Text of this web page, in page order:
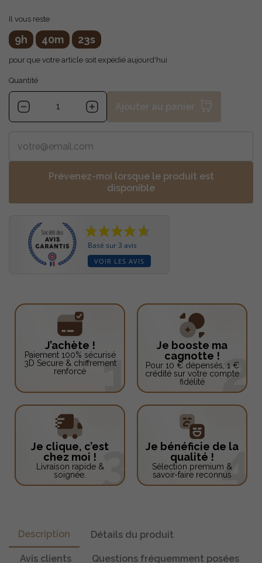
Il vous reste
9h 40m 22s
pour que votre article soit expédié aujourd'hui
Quantité
Ajouter au panier
Prévenez-moi lorsque le produit est
disponible
Basé sur 3 avis
VOIR LES AVIS
J’achète !
Paiement 100% sécurisé
3D Secure & chiffrement
renforcé
Je booste ma
cagnotte !
Pour 10 € dépensés, 1 €
crédité sur votre compte
fidélité
Je clique, c’est
chez moi !
Livraison rapide &
soignée.
Je bénéficie de la
qualité !
Sélection premium &
savoir-faire reconnus
Description Détails du produit
Avis clients Questions fréquemment posées